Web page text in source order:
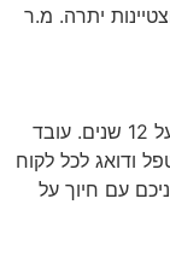
יתרה. מ.ר
איש מכירות ושירותים כבר מעל 12 שנים. עובד
ודואג לכל לקוח
עם חיוך על